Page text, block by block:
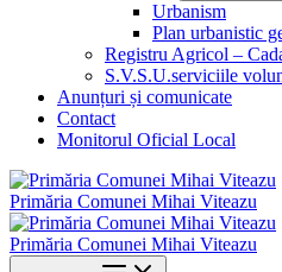
Urbanism
Plan urbanistic
Registru Agricol –
S.V.S.U.serviciile
Anunțuri și comunicate
Contact
Monitorul Oficial Local
Primăria Comunei Mihai Viteazu
Primăria Comunei Mihai Viteazu